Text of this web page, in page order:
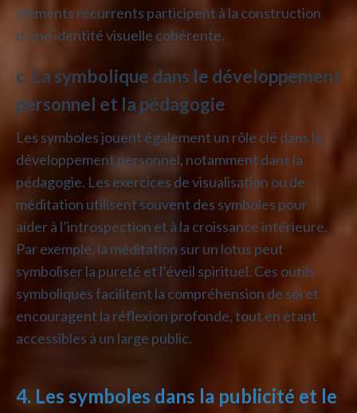
éléments récurrents participent à la construction
d’une identité visuelle cohérente.
c. La symbolique dans le développement
personnel et la pédagogie
Les symboles jouent également un rôle clé dans le
développement personnel, notamment dans la
pédagogie. Les exercices de visualisation ou de
méditation utilisent souvent des symboles pour
aider à l’introspection et à la croissance intérieure.
Par exemple, la méditation sur un lotus peut
symboliser la pureté et l’éveil spirituel. Ces outils
symboliques facilitent la compréhension de soi et
encouragent la réflexion profonde, tout en étant
accessibles à un large public.
4. Les symboles dans la publicité et le